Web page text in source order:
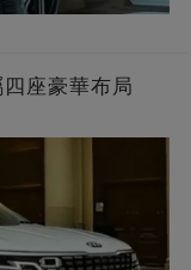
座豪華布局